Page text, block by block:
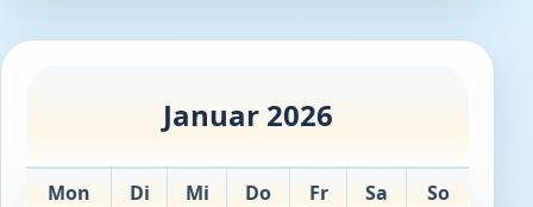
Januar 2026
Mon Di Mi Do Fr Sa
So